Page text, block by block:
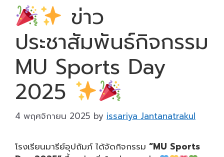
ข่าว
ประชาสัมพันธ์กิจกรรม
MU Sports Day
2025
4 พฤศจิกายน 2025 by issariya Jantanatrakul
โรงเรียนมารีย์อุปถัมภ์ ได้จัดกิจกรรม “MU Sports